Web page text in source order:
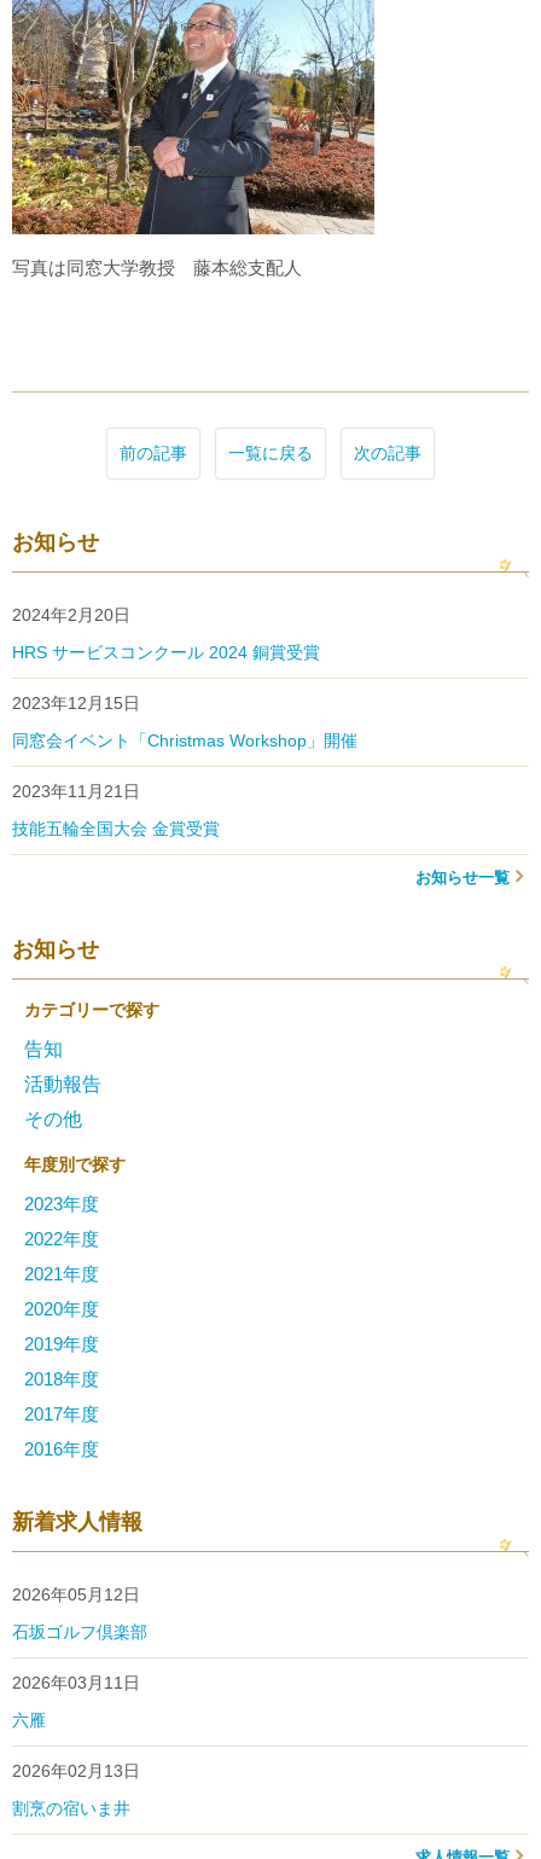
写真は同窓大学教授 藤本総支配人
前の記事 一覧に戻る 次の記事
お知らせ
2024年2月20日
HRS サービスコンクール 2024 銅賞受賞
2023年12月15日
同窓会イベント「Christmas Workshop」開催
2023年11月21日
技能五輪全国大会 金賞受賞
お知らせ一覧
お知らせ
カテゴリーで探す
告知
活動報告
その他
年度別で探す
2023年度
2022年度
2021年度
2020年度
2019年度
2018年度
2017年度
2016年度
新着求人情報
2026年05月12日
石坂ゴルフ倶楽部
2026年03月11日
六雁
2026年02月13日
割烹の宿いま井